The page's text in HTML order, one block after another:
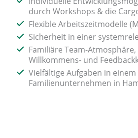
durch Workshops & die
Flexible Arbeitszeitmodelle
Sicherheit in einer
Familiäre Team-
Willkommens- und
Vielfältige Aufgaben in
Familienunternehmen in